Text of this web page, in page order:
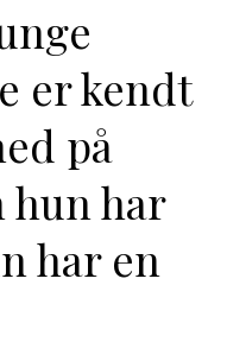
er kendt
på
hun har
har en